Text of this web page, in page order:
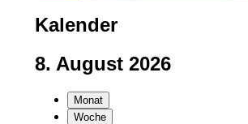
Kalender
8. August 2026
Monat
Woche